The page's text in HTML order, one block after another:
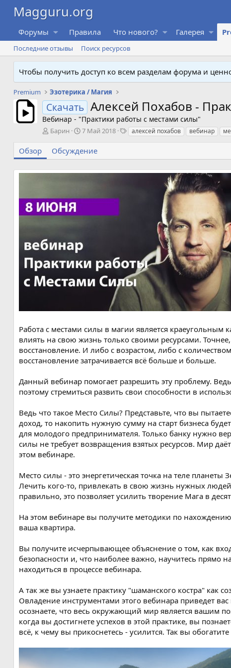
Форумы Правила Что нового? Галерея
Последние отзывы Поиск ресурсов
Чтобы получить доступ ко всем разделам форума и
Premium Эзотерика / Магия
Скачать Алексей Похабов -
Вебинар - "Практики работы с местами силы"
А
т
о
Барин
Д
т
а
о
а
7 Май 2018
Т
и
алексей похабов вебинар
Обзор Обсуждение
Работа с местами силы в магии является
влиять на свою жизнь только своими ресурсами.
восстановление. И либо с возрастом, либо с
восстановление затрачивается всё больше и больше.
Данный вебинар помогает разрешить эту проблему.
поэтому стремиться развить свои способности в
Ведь что такое Место Силы? Представьте, что вы
доход, то накопить нужную сумму на старт бизнеса
для молодого предпринимателя. Только банку нужно
силы не требует возвращения взятых ресурсов. Мир
этом вебинаре.
Место силы - это энергетическая точка на теле
Лечить кого-то, привлекать в свою жизнь нужных
правильно, это позволяет усилить творение Мага в
На этом вебинаре вы получите методики по
ваша квартира.
Вы получите исчерпывающее объяснение о том, как
безопасности и, что наиболее важно, научитесь прямо
находиться в процессе вебинара.
А так же вы узнаете практику "шаманского костра" как
Овладение инструментами этого вебинара приведет
осознаете, что весь окружающий мир является вашим
когда вы достигнете успехов в этой практике, вы
всё, к чему вы прикоснетесь - усилится. Так вы